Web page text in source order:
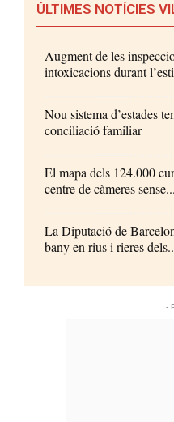
ÚLTIMES NOTÍCIES
Augment de les
intoxicacions durant
Nou sistema d’estades
conciliació familiar
El mapa dels 124.000
centre de càmeres sense...
La Diputació de
bany en rius i rieres
-